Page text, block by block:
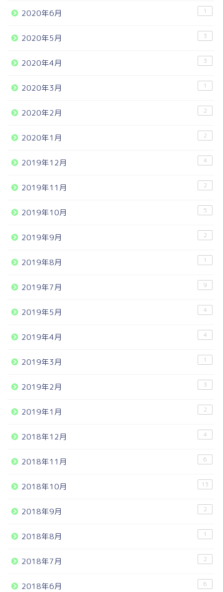
2020年6月 1
2020年5月 3
2020年4月 3
2020年3月 1
2020年2月 2
2020年1月 2
2019年12月 4
2019年11月 2
2019年10月 5
2019年9月 2
2019年8月 1
2019年7月 9
2019年5月 4
2019年4月 4
2019年3月 1
2019年2月 3
2019年1月 2
2018年12月 4
2018年11月 6
2018年10月 13
2018年9月 2
2018年8月 1
2018年7月 2
2018年6月 6